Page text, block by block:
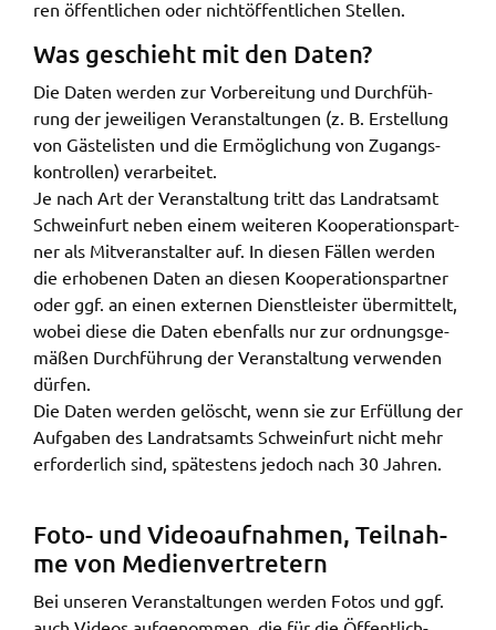
ren öffent­li­chen oder nicht­öf­fent­li­chen Stel­len.
Was geschieht mit den Daten?
Die Daten werden zur Vorbe­rei­tung und Durch­füh­
rung der jewei­li­gen Veran­stal­tun­gen (z. B. Erstel­lung
von Gäste­lis­ten und die Ermög­li­chung von Zugangs­
kon­trol­len) verar­bei­tet.
Je nach Art der Veran­stal­tung tritt das Land­rats­amt
Schwein­furt neben einem weite­ren Koope­ra­ti­ons­part­
ner als Mitver­an­stal­ter auf. In diesen Fällen werden
die erho­be­nen Daten an diesen Koope­ra­ti­ons­part­ner
oder ggf. an einen exter­nen Dienst­leis­ter über­mit­telt,
wobei diese die Daten eben­falls nur zur ordnungs­ge­
mä­ßen Durch­füh­rung der Veran­stal­tung verwen­den
dürfen.
Die Daten werden gelöscht, wenn sie zur Erfül­lung der
Aufga­ben des Land­rats­amts Schwein­furt nicht mehr
erfor­der­lich sind, spätes­tens jedoch nach 30 Jahren.
Foto- und Video­auf­nah­men, Teil­nah­
me von Medi­en­ver­tre­tern
Bei unse­ren Veran­stal­tun­gen werden Fotos und ggf.